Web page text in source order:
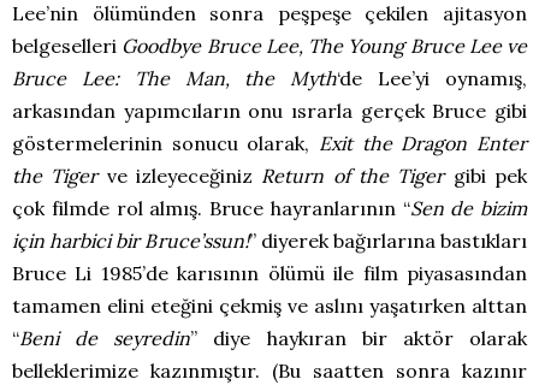
Lee’nin ölümünden sonra peşpeşe çekilen ajitasyon
belgeselleri Goodbye Bruce Lee, The Young Bruce Lee ve
Bruce Lee: The Man, the Myth‘de Lee’yi oynamış,
arkasından yapımcıların onu ısrarla gerçek Bruce gibi
göstermelerinin sonucu olarak, Exit the Dragon Enter
the Tigerve izleyeceğiniz Return of the Tigergibi pek
çok filmde rol almış. Bruce hayranlarının “Sen de bizim
için harbici bir Bruce’ssun!” diyerek bağırlarına bastıkları
Bruce Li 1985’de karısının ölümü ile film piyasasından
tamamen elini eteğini çekmiş ve aslını yaşatırken alttan
“Beni de seyredin” diye haykıran bir aktör olarak
belleklerimize kazınmıştır. (Bu saatten sonra kazınır